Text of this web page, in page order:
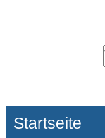
Website
Suche…
Sektionen
Startseite